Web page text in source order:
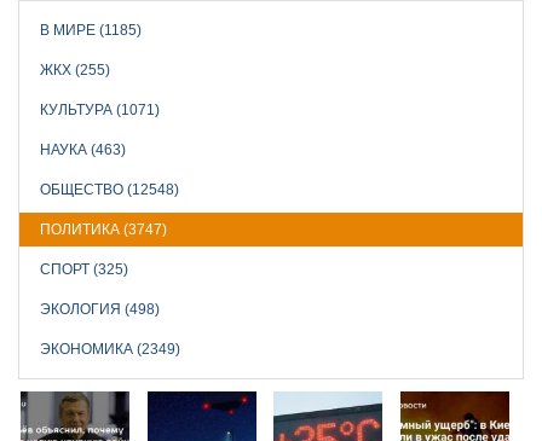
В МИРЕ (1185)
ЖКХ (255)
КУЛЬТУРА (1071)
НАУКА (463)
ОБЩЕСТВО (12548)
ПОЛИТИКА (3747)
СПОРТ (325)
ЭКОЛОГИЯ (498)
ЭКОНОМИКА (2349)